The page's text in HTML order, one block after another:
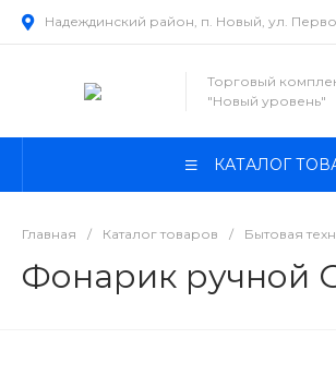
Надеждинский район, п. Новый, ул.
Торговый
"Новый уровень"
КАТАЛОГ
Главная / Каталог товаров / Бытовая
Фонарик ручной